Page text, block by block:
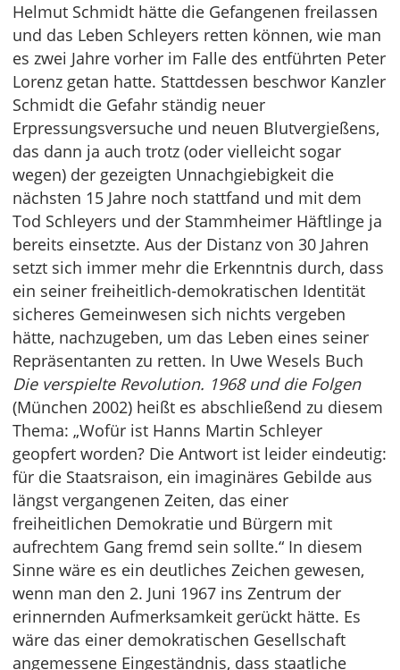
Helmut Schmidt hätte die Gefangenen freilassen
und das Leben Schleyers retten können, wie man
es zwei Jahre vorher im Falle des entführten Peter
Lorenz getan hatte. Stattdessen beschwor Kanzler
Schmidt die Gefahr ständig neuer
Erpressungsversuche und neuen Blutvergießens,
das dann ja auch trotz (oder vielleicht sogar
wegen) der gezeigten Unnachgiebigkeit die
nächsten 15 Jahre noch stattfand und mit dem
Tod Schleyers und der Stammheimer Häftlinge ja
bereits einsetzte. Aus der Distanz von 30 Jahren
setzt sich immer mehr die Erkenntnis durch, dass
ein seiner freiheitlich-demokratischen Identität
sicheres Gemeinwesen sich nichts vergeben
hätte, nachzugeben, um das Leben eines seiner
Repräsentanten zu retten. In Uwe Wesels Buch
Die verspielte Revolution. 1968 und die Folgen
(München 2002) heißt es abschließend zu diesem
Thema: „Wofür ist Hanns Martin Schleyer
geopfert worden? Die Antwort ist leider eindeutig:
für die Staatsraison, ein imaginäres Gebilde aus
längst vergangenen Zeiten, das einer
freiheitlichen Demokratie und Bürgern mit
aufrechtem Gang fremd sein sollte.“ In diesem
Sinne wäre es ein deutliches Zeichen gewesen,
wenn man den 2. Juni 1967 ins Zentrum der
erinnernden Aufmerksamkeit gerückt hätte. Es
wäre das einer demokratischen Gesellschaft
angemessene Eingeständnis, dass staatliche